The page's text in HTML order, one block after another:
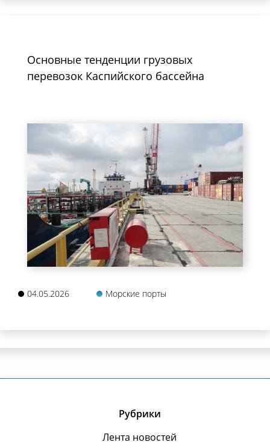
Основные тенденции грузовых
перевозок Каспийского бассейна
04.05.2026 Морские порты
Рубрики
Лента новостей